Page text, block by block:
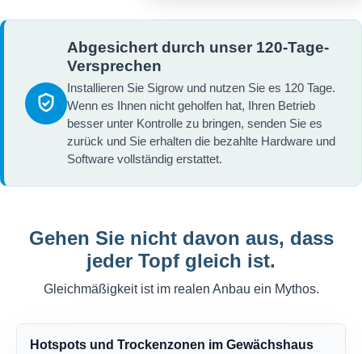
Abgesichert durch unser 120-Tage-
Versprechen
Installieren Sie Sigrow und nutzen Sie es 120 Tage.
Wenn es Ihnen nicht geholfen hat, Ihren Betrieb
besser unter Kontrolle zu bringen, senden Sie es
zurück und Sie erhalten die bezahlte Hardware und
Software vollständig erstattet.
Gehen Sie nicht davon aus, dass
jeder Topf gleich ist.
Gleichmäßigkeit ist im realen Anbau ein Mythos.
Hotspots und Trockenzonen im Gewächshaus